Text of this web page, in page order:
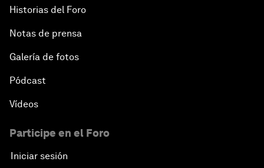
Historias del Foro
Notas de prensa
Galería de fotos
Pódcast
Vídeos
Participe en el Foro
Iniciar sesión